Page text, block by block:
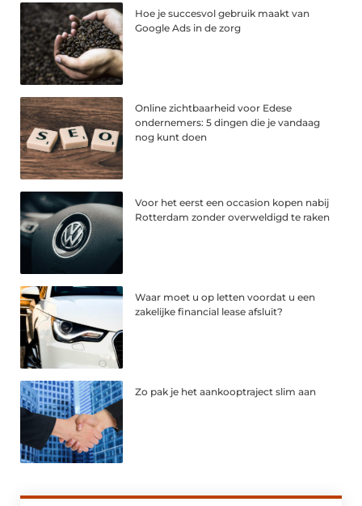
Hoe je succesvol gebruik maakt van
Google Ads in de zorg
Online zichtbaarheid voor Edese
ondernemers: 5 dingen die je vandaag
nog kunt doen
Voor het eerst een occasion kopen nabij
Rotterdam zonder overweldigd te raken
Waar moet u op letten voordat u een
zakelijke financial lease afsluit?
Zo pak je het aankooptraject slim aan